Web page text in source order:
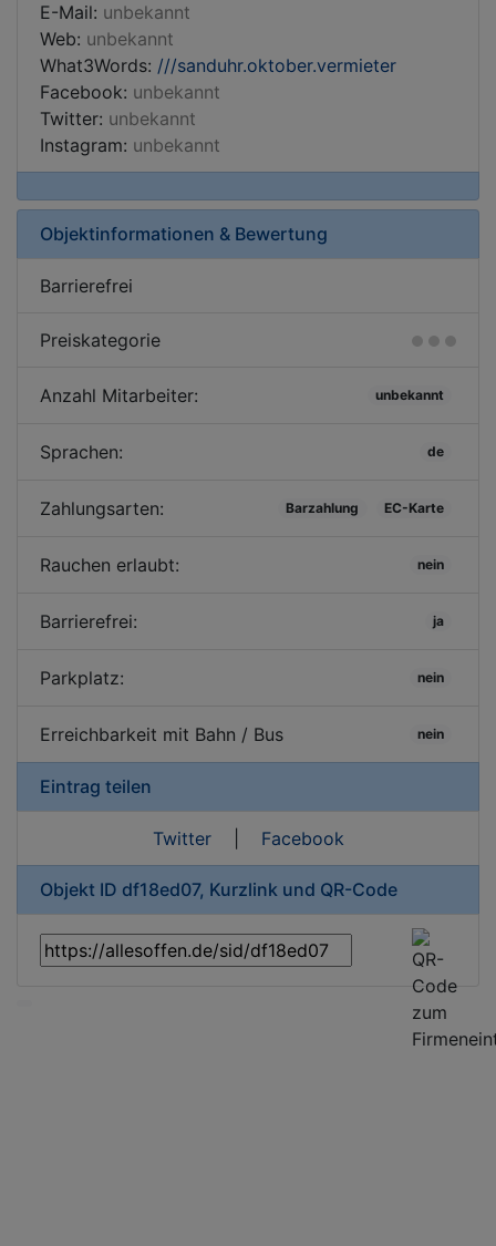
E-Mail: unbekannt
Web: unbekannt
What3Words: ///sanduhr.oktober.vermieter
Facebook: unbekannt
Twitter: unbekannt
Instagram: unbekannt
Objektinformationen & Bewertung
Barrierefrei
Preiskategorie
Anzahl Mitarbeiter: unbekannt
Sprachen: de
Zahlungsarten: Barzahlung EC-Karte
Rauchen erlaubt: nein
Barrierefrei: ja
Parkplatz: nein
Erreichbarkeit mit Bahn / Bus nein
Eintrag teilen
Twitter| Facebook
Objekt ID df18ed07, Kurzlink und QR-Code